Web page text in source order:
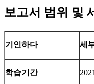
보고서 범위 및
기인하다 세
학습기간